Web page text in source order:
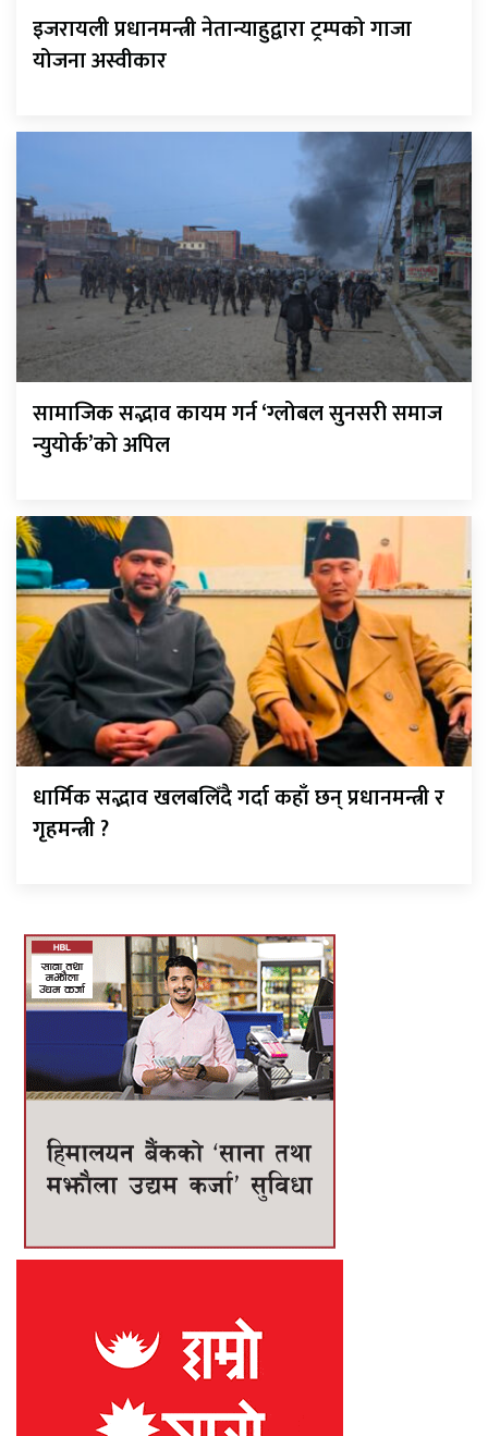
इजरायली प्रधानमन्त्री नेतान्याहुद्वारा ट्रम्पको गाजा
योजना अस्वीकार
सामाजिक सद्भाव कायम गर्न ‘ग्लोबल सुनसरी समाज
न्युयोर्क’को अपिल
धार्मिक सद्भाव खलबलिँदै गर्दा कहाँ छन् प्रधानमन्त्री र
गृहमन्त्री ?